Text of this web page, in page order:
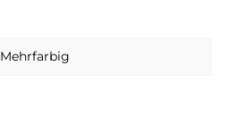
Mehrfarbig